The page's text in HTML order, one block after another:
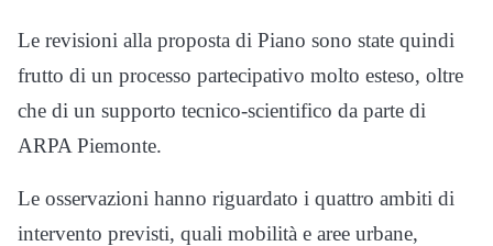
Le revisioni alla proposta di Piano sono state quindi
frutto di un processo partecipativo molto esteso, oltre
che di un supporto tecnico-scientifico da parte di
ARPA Piemonte.
Le osservazioni hanno riguardato i quattro ambiti di
intervento previsti, quali mobilità e aree urbane,